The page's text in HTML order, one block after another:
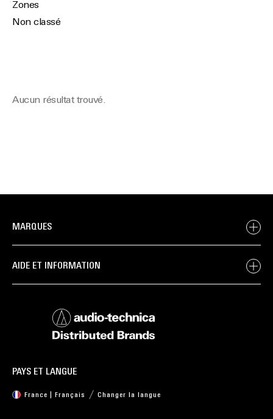
Zones
Non classé
Aucun résultat trouvé.
MARQUES
AIDE ET INFORMATION
PAYS ET LANGUE
France | Français Changer la langue